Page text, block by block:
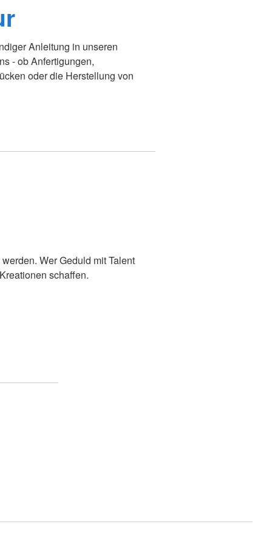
Anleitung in unseren
- ob Anfertigungen,
oder die Herstellung von
Wer Geduld mit Talent
schaffen.